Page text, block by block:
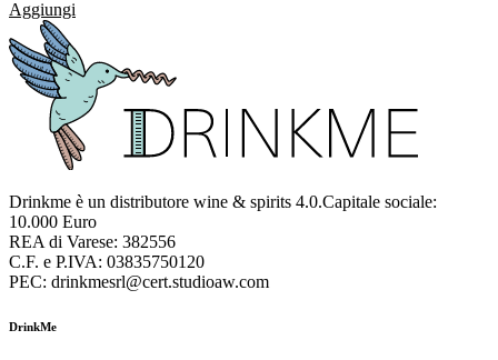
Aggiungi
Drinkme è un distributore wine & spirits 4.0.Capitale sociale:
10.000 Euro
REA di Varese: 382556
C.F. e P.IVA: 03835750120
PEC: drinkmesrl@cert.studioaw.com
DrinkMe